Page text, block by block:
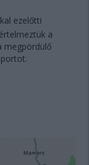
ezelőtti
a
megpördülő